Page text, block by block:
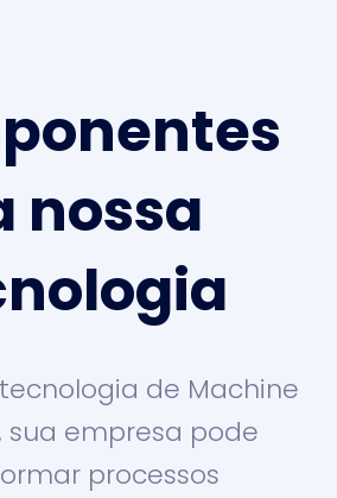
nossa
de Machine
sua empresa pode
processos